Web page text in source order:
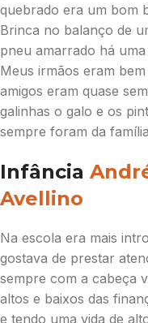
quebrado era um bom
Brinca no balanço de
pneu amarrado há
Meus irmãos eram
amigos eram quase
galinhas o galo e os
sempre foram da
Infância
Avellino
Na escola era mais
gostava de prestar
sempre com a cabeça
altos e baixos das
e tendo uma vida de